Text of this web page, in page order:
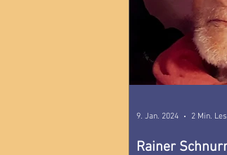
Rainer Schnurre *
9. Jan. 2024 2 Min.